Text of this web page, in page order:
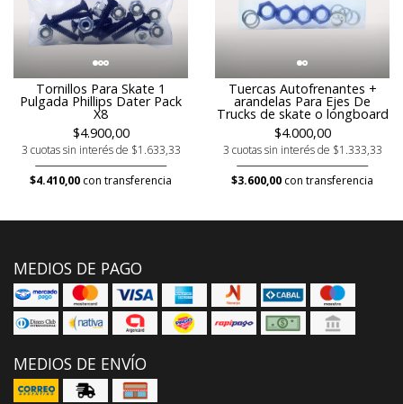
Tornillos Para Skate 1
Pulgada Phillips Dater Pack
X8
$4.900,00
3 cuotas sin interés de $1.633,33
$4.410,00 con transferencia
Tuercas Autofrenantes +
arandelas Para Ejes De
Trucks de skate o longboard
$4.000,00
3 cuotas sin interés de $1.333,33
$3.600,00 con transferencia
MEDIOS DE PAGO
MEDIOS DE ENVÍO